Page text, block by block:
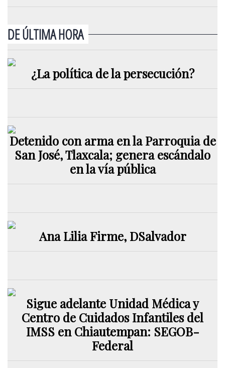
DE ÚLTIMA HORA
¿La política de la persecución?
Detenido con arma en la Parroquia de
San José, Tlaxcala; genera escándalo
en la vía pública
Ana Lilia Firme, DSalvador
Sigue adelante Unidad Médica y
Centro de Cuidados Infantiles del
IMSS en Chiautempan: SEGOB-
Federal